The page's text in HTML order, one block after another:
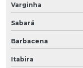
Varginha
Sabará
Barbacena
Itabira